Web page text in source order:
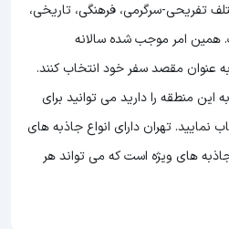
تفریحی-سرگرمی، فرهنگی، تاریخی،
همین امر موجب شده سالانه
عنوان مقصد سفر خود انتخاب کنند.
این منطقه را دارید می توانید برای
نمایید. تهران دارای انواع جاذبه های
های ویژه است که می تواند هر